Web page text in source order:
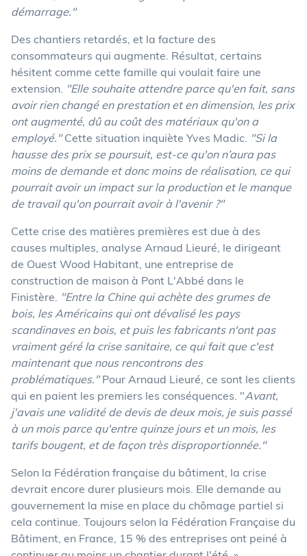
démarrage."
Des chantiers retardés, et la facture des
consommateurs qui augmente. Résultat, certains
hésitent comme cette famille qui voulait faire une
extension. "Elle souhaite attendre parce qu'en fait, sans
avoir rien changé en prestation et en dimension, les prix
ont augmenté, dû au coût des matériaux qu'on a
employé."Cette situation inquiète Yves Madic. "Si la
hausse des prix se poursuit, est-ce qu'on n’aura pas
moins de demande et donc moins de réalisation, ce qui
pourrait avoir un impact sur la production et le manque
de travail qu'on pourrait avoir à l'avenir ?"
Cette crise des matières premières est due à des
causes multiples, analyse Arnaud Lieuré, le dirigeant
de Ouest Wood Habitant, une entreprise de
construction de maison à Pont L'Abbé dans le
Finistère. "Entre la Chine qui achète des grumes de
bois, les Américains qui ont dévalisé les pays
scandinaves en bois, et puis les fabricants n'ont pas
vraiment géré la crise sanitaire, ce qui fait que c'est
maintenant que nous rencontrons des
problématiques."Pour Arnaud Lieuré, ce sont les clients
qui en paient les premiers les conséquences. "Avant,
j'avais une validité de devis de deux mois, je suis passé
à un mois parce qu'entre quinze jours et un mois, les
tarifs bougent, et de façon très disproportionnée."
Selon la Fédération française du bâtiment, la crise
devrait encore durer plusieurs mois. Elle demande au
gouvernement la mise en place du chômage partiel si
cela continue. Toujours selon la Fédération Française du
Bâtiment, en France, 15 % des entreprises ont peiné à